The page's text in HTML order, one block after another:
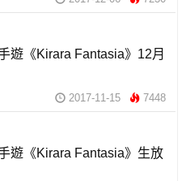
遊《Kirara Fantasia》12月
2017-11-15 7448
遊《Kirara Fantasia》生放